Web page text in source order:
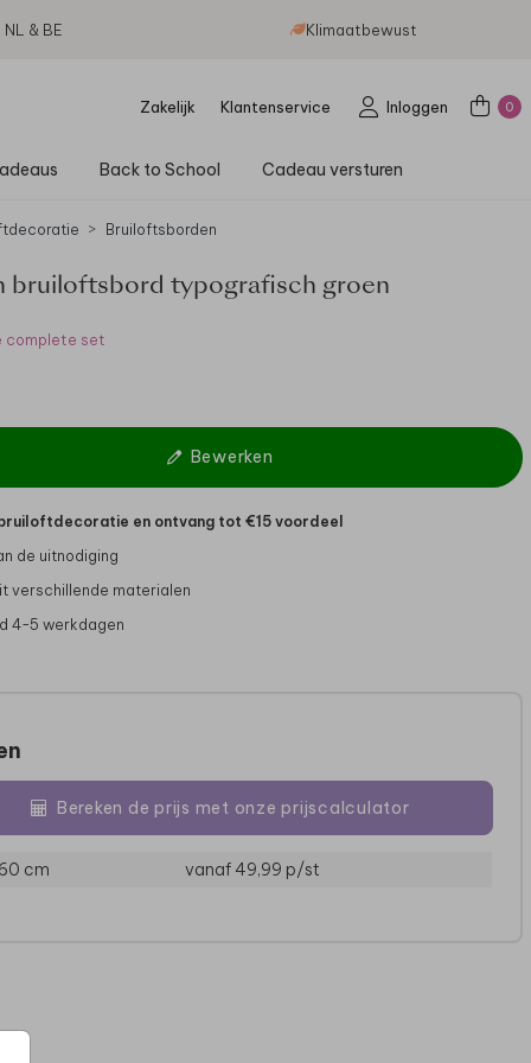
& BE Klimaatbewust
Zakelijk Klantenservice Inloggen 0
Back to School Cadeau versturen
BRUILOFTSBORD
Bruiloftsborden
bruiloftsbord typografisch groen
complete set
Bewerken
en ontvang tot €15 voordeel
de uitnodiging
verschillende materialen
4-5 werkdagen
Bereken de prijs met onze prijscalculator
cm vanaf 49,99 p/st